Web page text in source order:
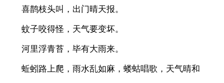
喜鹊枝头叫，出门晴天报。
蚊子咬得怪，天气要变坏。
河里浮青苔，毕有大雨来。
蚯蚓路上爬，雨水乱如麻，蝼蛄唱歌，天气晴和